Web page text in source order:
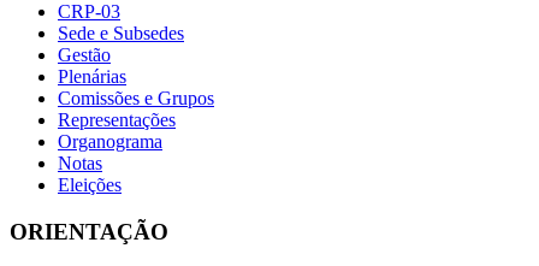
CRP-03
Sede e Subsedes
Gestão
Plenárias
Comissões e Grupos
Representações
Organograma
Notas
Eleições
ORIENTAÇÃO